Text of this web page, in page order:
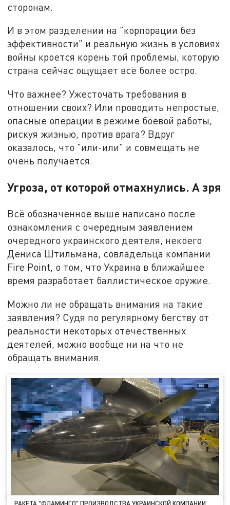
сторонам.
И в этом разделении на "корпорации без
эффективности" и реальную жизнь в условиях
войны кроется корень той проблемы, которую
страна сейчас ощущает всё более остро.
Что важнее? Ужесточать требования в
отношении своих? Или проводить непростые,
опасные операции в режиме боевой работы,
рискуя жизнью, против врага? Вдруг
оказалось, что "или-или" и совмещать не
очень получается.
Угроза, от которой отмахнулись. А зря
Всё обозначенное выше написано после
ознакомления с очередным заявлением
очередного украинского деятеля, некоего
Дениса Штильмана, совладельца компании
Fire Point, о том, что Украина в ближайшее
время разработает баллистическое оружие.
Можно ли не обращать внимания на такие
заявления? Судя по регулярному бегству от
реальности некоторых отечественных
деятелей, можно вообще ни на что не
обращать внимания.
РАКЕТА "ФЛАМИНГО" ПРОИЗВОДСТВА УКРАИНСКОЙ КОМПАНИИ